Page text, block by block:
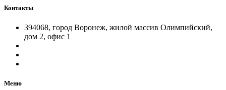
Контакты
394068, город Воронеж, жилой массив Олимпийский,
дом 2, офис 1
Меню